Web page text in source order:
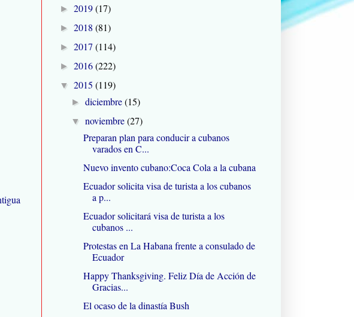
► 2019(17)
► 2018 (81)
► 2017 (114)
► 2016(222)
▼ 2015 (119)
►diciembre(15)
▼noviembre(27)
Preparan plan para conducir a cubanos
varados en C...
Nuevo invento cubano:Coca Cola a la cubana
Ecuador solicita visa de turista a los cubanos
a p...
Ecuador solicitará visa de turista a los
cubanos ...
Protestas en La Habana frente a consulado de
Ecuador
Happy Thanksgiving. Feliz Día de Acción de
Gracias...
El ocaso de la dinastía Bush